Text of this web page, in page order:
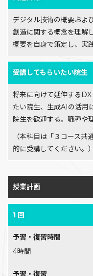
デジタル技術の概要およ
創造に関する概念を理解
概要を自身で策定し、実
受講してもらいたい院生
将来に向けて延伸する
たい院生、生成AIの活用
院生を歓迎する。職種や
（本科目は「３コース共
的に受講してください。）
授業計画
1 回
予習・復習時間
4時間
予習・復習